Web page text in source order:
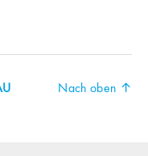
Nach oben ↑